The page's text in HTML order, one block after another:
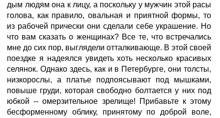
дым людям она к лицу, а поскольку у мужчин этой расы
голова, как правило, овальная и приятной формы, то
из рабочей прически они сделали себе украшение. Но
что вам сказать о женщинах? Все те, что встречались
мне до сих пор, выглядели отталкивающе. В этой своей
поездке я надеялся увидеть хоть несколько красивых
селянок. Однако здесь, как и в Петербурге, они толсты,
низкорослы, а платье подпоясывают под мышками,
повыше груди, которая свободно болтается у них под
юбкой -- омерзительное зрелище! Прибавьте к этому
бесформенному облику, принятому по доброй воле,